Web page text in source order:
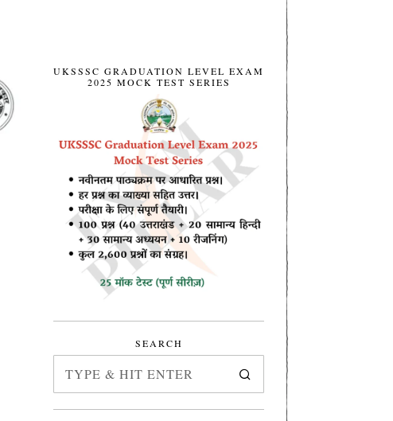
UKSSSC GRADUATION LEVEL EXAM
2025 MOCK TEST SERIES
SEARCH